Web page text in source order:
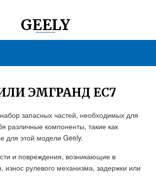
GEELY
ЭМГРАНД ЕС7
запасных частей, необходимых для
различные компоненты, такие как
для этой модели Geely.
и повреждения, возникающие в
износ рулевого механизма, задержки или